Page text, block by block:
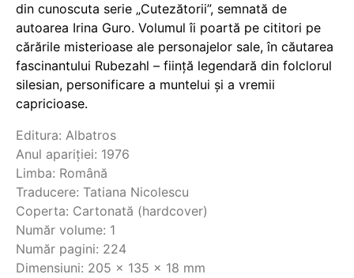
din cunoscuta serie „Cutezătorii”, semnată de
autoarea Irina Guro. Volumul îi poartă pe cititori pe
cărările misterioase ale personajelor sale, în căutarea
fascinantului Rubezahl – ființă legendară din folclorul
silesian, personificare a muntelui și a vremii
capricioase.
Editura: Albatros
Anul apariției: 1976
Limba: Română
Traducere: Tatiana Nicolescu
Coperta: Cartonată (hardcover)
Număr volume: 1
Număr pagini: 224
Dimensiuni: 205 x 135 x 18 mm